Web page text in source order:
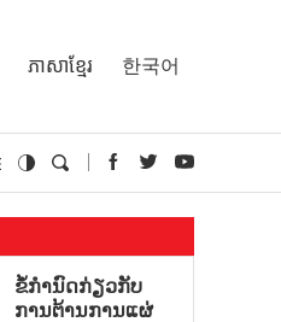
ភាសាខ្មែរ 한국어
ຂໍ້ກຳນົດກ່ຽວກັບ
ການຕ້ານການແຜ່